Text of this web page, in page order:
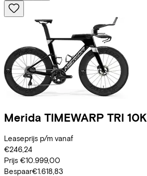
Merida TIMEWARP TRI 10K
Leaseprijs p/m vanaf
€246,24
Prijs €10.999,00
Bespaar€1.618,83